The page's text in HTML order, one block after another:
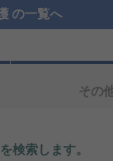
の一覧へ
その
検索します。